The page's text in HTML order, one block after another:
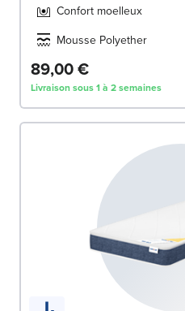
Confort moelleux
Mousse Polyether
89,00 €
Livraison sous 1 à 2 semaines